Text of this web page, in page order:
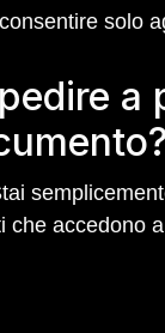
solo
accedono